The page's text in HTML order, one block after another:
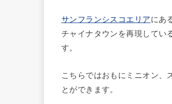
サンフランシスコエリアにあ
チャイナタウンを再現してい
す。
こちらではおもにミニオン、
とができます。